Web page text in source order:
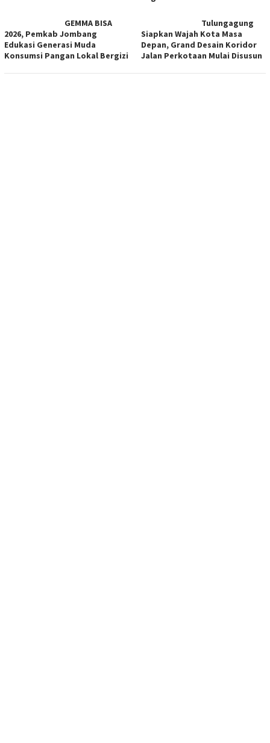
GEMMA BISA
2026, Pemkab Jombang
Edukasi Generasi Muda
Konsumsi Pangan Lokal Bergizi
Tulungagung
Siapkan Wajah Kota Masa
Depan, Grand Desain Koridor
Jalan Perkotaan Mulai Disusun